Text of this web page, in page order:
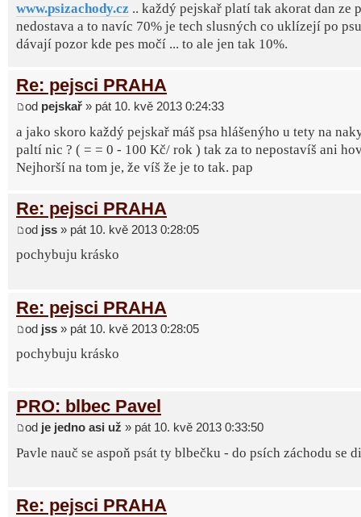
www.psizachody.cz .. každý pejskař platí tak akorat dan ze
nedostava a to navíc 70% je tech slusných co uklízejí po
dávají pozor kde pes močí ... to ale jen tak 10%.
Re: pejsci PRAHA
od pejskař » pát 10. kvě 2013 0:24:33
a jako skoro každý pejskař máš psa hlášenýho u tety na
paltí nic ? ( = = 0 - 100 Kč/ rok ) tak za to nepostavíš ani
Nejhorší na tom je, že víš že je to tak. pap
Re: pejsci PRAHA
od jss » pát 10. kvě 2013 0:28:05
pochybuju krásko
Re: pejsci PRAHA
od jss » pát 10. kvě 2013 0:28:05
pochybuju krásko
PRO: blbec Pavel
od je jedno asi už » pát 10. kvě 2013 0:33:50
Pavle nauč se aspoň psát ty blbečku - do psích záchodu se
Re: pejsci PRAHA